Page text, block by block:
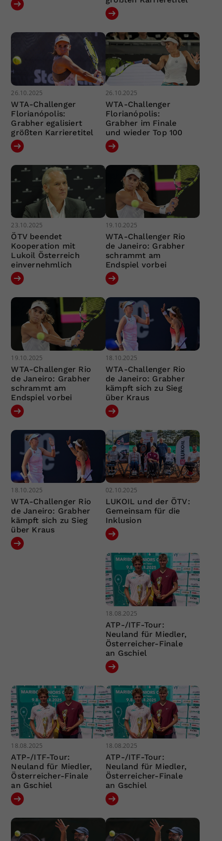
26.10.2025
WTA-Challenger
Florianópolis:
Grabher egalisiert
größten Karrieretitel
26.10.2025
WTA-Challenger
Florianópolis:
Grabher im Finale
und wieder Top 100
23.10.2025
ÖTV beendet
Kooperation mit
Lukoil Österreich
einvernehmlich
19.10.2025
WTA-Challenger Rio
de Janeiro: Grabher
schrammt am
Endspiel vorbei
19.10.2025
WTA-Challenger Rio
de Janeiro: Grabher
schrammt am
Endspiel vorbei
18.10.2025
WTA-Challenger Rio
de Janeiro: Grabher
kämpft sich zu Sieg
über Kraus
18.10.2025
WTA-Challenger Rio
de Janeiro: Grabher
kämpft sich zu Sieg
über Kraus
02.10.2025
LUKOIL und der ÖTV:
Gemeinsam für die
Inklusion
18.08.2025
ATP-/ITF-Tour:
Neuland für Miedler,
Österreicher-Finale
an Gschiel
18.08.2025
ATP-/ITF-Tour:
Neuland für Miedler,
Österreicher-Finale
an Gschiel
18.08.2025
ATP-/ITF-Tour:
Neuland für Miedler,
Österreicher-Finale
an Gschiel